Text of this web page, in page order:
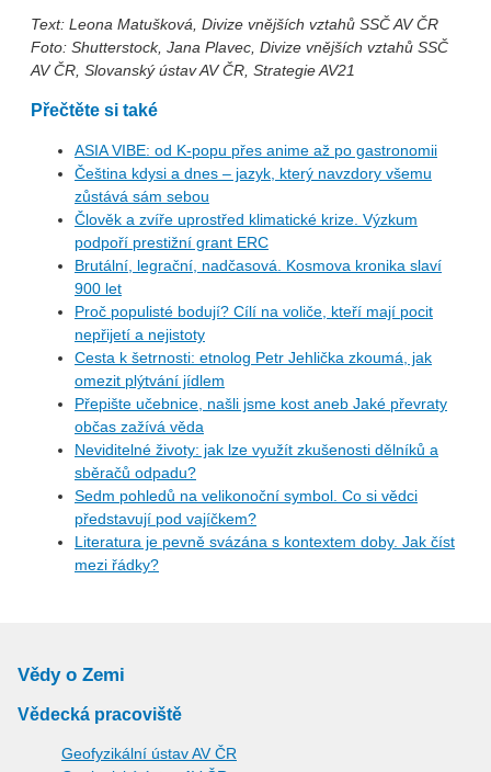
Text: Leona Matušková, Divize vnějších vztahů SSČ AV ČR
Foto: Shutterstock, Jana Plavec, Divize vnějších vztahů SSČ
AV ČR, Slovanský ústav AV ČR, Strategie AV21
Přečtěte si také
ASIA VIBE: od K-popu přes anime až po gastronomii
Čeština kdysi a dnes – jazyk, který navzdory všemu
zůstává sám sebou
Člověk a zvíře uprostřed klimatické krize. Výzkum
podpoří prestižní grant ERC
Brutální, legrační, nadčasová. Kosmova kronika slaví
900 let
Proč populisté bodují? Cílí na voliče, kteří mají pocit
nepřijetí a nejistoty
Cesta k šetrnosti: etnolog Petr Jehlička zkoumá, jak
omezit plýtvání jídlem
Přepište učebnice, našli jsme kost aneb Jaké převraty
občas zažívá věda
Neviditelné životy: jak lze využít zkušenosti dělníků a
sběračů odpadu?
Sedm pohledů na velikonoční symbol. Co si vědci
představují pod vajíčkem?
Literatura je pevně svázána s kontextem doby. Jak číst
mezi řádky?
Vědy o Zemi
Vědecká pracoviště
Geofyzikální ústav AV ČR